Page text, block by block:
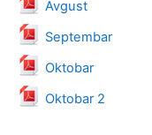
Avgust
Septembar
Datoteka
Oktobar
Datoteka
Oktobar 2
Datoteka